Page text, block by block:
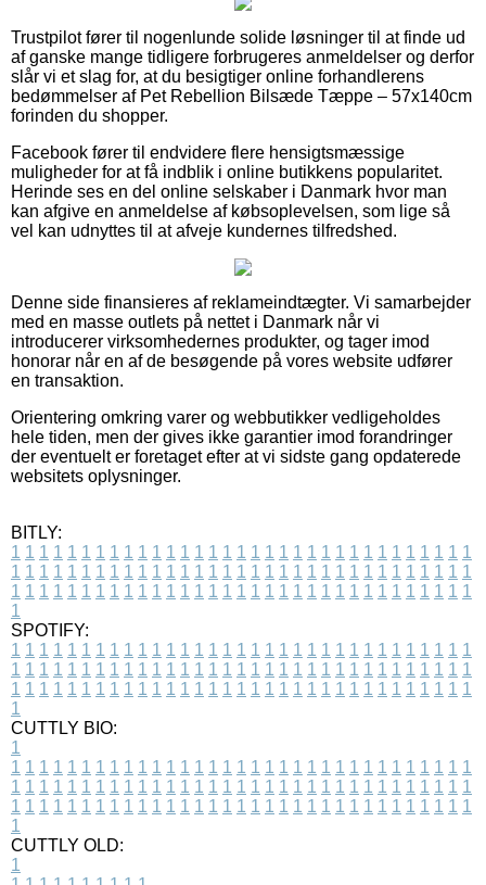
Trustpilot fører til nogenlunde solide løsninger til at finde ud
af ganske mange tidligere forbrugeres anmeldelser og derfor
slår vi et slag for, at du besigtiger online forhandlerens
bedømmelser af Pet Rebellion Bilsæde Tæppe – 57x140cm
forinden du shopper.
Facebook fører til endvidere flere hensigtsmæssige
muligheder for at få indblik i online butikkens popularitet.
Herinde ses en del online selskaber i Danmark hvor man
kan afgive en anmeldelse af købsoplevelsen, som lige så
vel kan udnyttes til at afveje kundernes tilfredshed.
Denne side finansieres af reklameindtægter. Vi samarbejder
med en masse outlets på nettet i Danmark når vi
introducerer virksomhedernes produkter, og tager imod
honorar når en af de besøgende på vores website udfører
en transaktion.
Orientering omkring varer og webbutikker vedligeholdes
hele tiden, men der gives ikke garantier imod forandringer
der eventuelt er foretaget efter at vi sidste gang opdaterede
websitets oplysninger.
BITLY:
1 1 1 1 1 1 1 1 1 1 1 1 1 1 1 1 1 1 1 1 1 1 1 1 1 1 1 1 1 1 1 1 1
1 1 1 1 1 1 1 1 1 1 1 1 1 1 1 1 1 1 1 1 1 1 1 1 1 1 1 1 1 1 1 1 1
1 1 1 1 1 1 1 1 1 1 1 1 1 1 1 1 1 1 1 1 1 1 1 1 1 1 1 1 1 1 1 1 1
1
SPOTIFY:
1 1 1 1 1 1 1 1 1 1 1 1 1 1 1 1 1 1 1 1 1 1 1 1 1 1 1 1 1 1 1 1 1
1 1 1 1 1 1 1 1 1 1 1 1 1 1 1 1 1 1 1 1 1 1 1 1 1 1 1 1 1 1 1 1 1
1 1 1 1 1 1 1 1 1 1 1 1 1 1 1 1 1 1 1 1 1 1 1 1 1 1 1 1 1 1 1 1 1
1
CUTTLY BIO:
1
1 1 1 1 1 1 1 1 1 1 1 1 1 1 1 1 1 1 1 1 1 1 1 1 1 1 1 1 1 1 1 1 1
1 1 1 1 1 1 1 1 1 1 1 1 1 1 1 1 1 1 1 1 1 1 1 1 1 1 1 1 1 1 1 1 1
1 1 1 1 1 1 1 1 1 1 1 1 1 1 1 1 1 1 1 1 1 1 1 1 1 1 1 1 1 1 1 1 1
1
CUTTLY OLD:
1